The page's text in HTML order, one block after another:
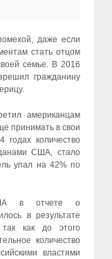
даже если
стать отцом
семье. В 2016
гражданину
американцам
принимать в свои
количество
США, стало
упал на 42% по
в отчете о
в результате
как до этого
количество
властями